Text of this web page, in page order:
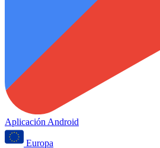
Aplicación Android
Europa